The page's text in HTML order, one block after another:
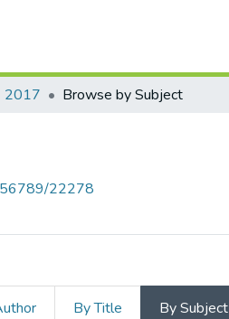
2017 Browse by Subject
22278
By Title By Subject